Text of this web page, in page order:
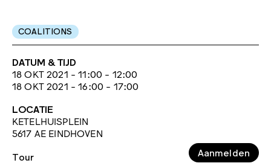
COALITIONS
DATUM & TIJD
18 OKT 2021 - 11:00 - 12:00
18 OKT 2021 - 16:00 - 17:00
LOCATIE
KETELHUISPLEIN
5617 AE EINDHOVEN
Tour
Aanmelden